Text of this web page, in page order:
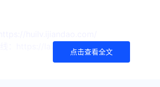
：https://law.ijiandao.com/
点击查看全文